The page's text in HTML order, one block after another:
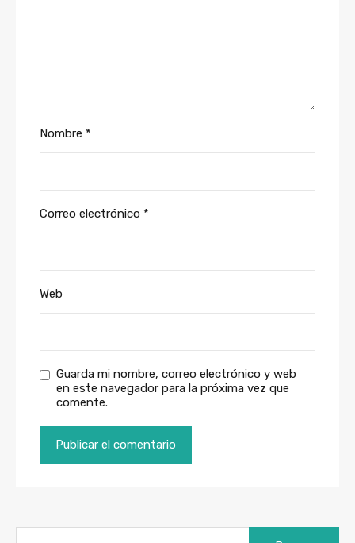
Nombre *
Correo electrónico *
Web
Guarda mi nombre, correo electrónico y web
en este navegador para la próxima vez que
comente.